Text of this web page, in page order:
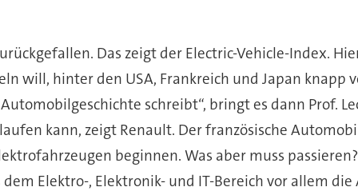
Das zeigt der Electric-Vehicle-Index.
will, hinter den USA, Frankreich und Japan knapp
schreibt“, bringt es dann Prof.
kann, zeigt Renault. Der französische
beginnen. Was aber muss
Elektro-, Elektronik- und IT-Bereich vor allem